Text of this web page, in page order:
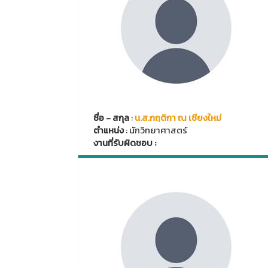
ชื่อ - สกุล:น.ส.กฤติกา ณ เชียงใหม่
ตำแหน่ง: นักวิทยาศาสตร์
งานที่รับผิดชอบ :